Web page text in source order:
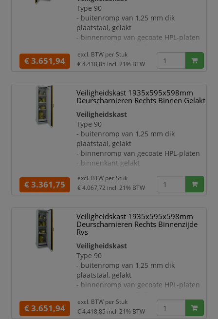
Uitrusting:
- opvanglegbord, draagvermogen 75 kg
- legborden per 64 mm in hoogte
verstelbaar
- ontluchting via een centraal
ontluchtingssysteem in de achterwand
Type 90
- buitenromp van 1,25 mm dik
plaatstaal, gelakt
- binnenromp van gecoate HPL-platen
Deuren:
- afsluitbaar met cilinderslot
deurblokkering
- deuraanslag links
- sluit bij brand automatisch dankzij
thermomechanica
Uitrusting:
- opvanglegbord, draagvermogen 75 kg
- legborden per 64 mm in hoogte
verstelbaar
- ontluchting via een centraal
ontluchtingssysteem in de achterwa
€ 3.651,94
excl. BTW per Stuk
€ 4.418,85 incl. 21% BTW
Veiligheidskast 1935x595x598mm
Deurscharnieren Rechts Binnen Gelakt
Veiligheidskast
Type 90
- buitenromp van 1,25 mm dik
plaatstaal, gelakt
- binnenromp van gecoate HPL-platen
- binnenkant gelakt
- afsluitbaar met cilinderslot
- met geïntegreerde,
deurblokkering
- deuraanslag rechts
- sluit bij brand automatisch dankzij
thermomechanica
Uitrusting:
- opvanglegbord, draagvermogen 75 kg
- legborden per 64 mm in hoogte
verstelbaar
- ontluchting via een centraal
ontluchtingssysteem in de achterwan
€ 3.361,75
excl. BTW per Stuk
€ 4.067,72 incl. 21% BTW
Veiligheidskast 1935x595x598mm
Deurscharnieren Rechts Binnenzijde
Rvs
Veiligheidskast
Type 90
- buitenromp van 1,25 mm dik
plaatstaal, gelakt
- binnenromp van gecoate HPL-platen
Deuren:
- afsluitbaar met cilinderslot
€ 3.651,94
excl. BTW per Stuk
€ 4.418,85 incl. 21% BTW